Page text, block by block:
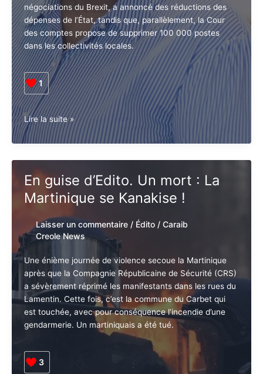
négociations du Brexit, a annoncé des réductions des
dépenses de l’État, tandis que, parallèlement, la Cour
des comptes propose de supprimer 100 000 postes
dans les collectivités locales.
1
Discours
de
Politique
une
opportunité
repenser
la
de
la
Caraïbe
française
Lire la suite »
En guise d’Edito. Un mort : La
Martinique se Kanakise !
Laisser un commentaire / Édito/ Caraib
Creole News
Une énième journée de violence secoue la Martinique
après que la Compagnie Républicaine de Sécurité (CRS)
a sévèrement réprimé les manifestants dans les rues du
Lamentin. Cette fois, c’est la commune du Carbet qui
est touchée, avec pour conséquence l’incendie d’une
gendarmerie. Un martiniquais a été tué.
3